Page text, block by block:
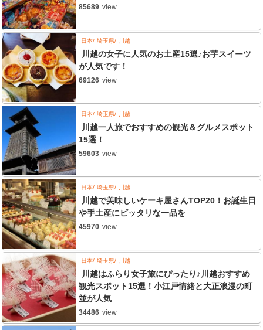
85689 view
日本 埼玉県 川越
川越の女子に人気のお土産15選♪お芋スイーツ
が人気です！
69126 view
日本 埼玉県 川越
川越一人旅でおすすめの観光＆グルメスポット
15選！
59603 view
日本 埼玉県 川越
川越で美味しいケーキ屋さんTOP20！お誕生日
や手土産にピッタリな一品を
45970 view
日本 埼玉県 川越
川越はふらり女子旅にぴったり♪川越おすすめ
観光スポット15選！小江戸情緒と大正浪漫の町
並が人気
34486 view